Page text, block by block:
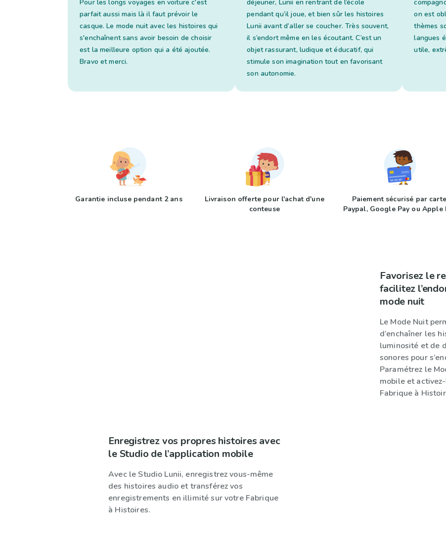
Pour les longs voyages en voiture c'est
parfait aussi mais là il faut prévoir le
casque. Le mode nuit avec les histoires qui
s'enchaînent sans avoir besoin de choisir
est la meilleure option qui a été ajoutée.
Bravo et merci.
déjeuner, Lunii en rentrant de l’école
pendant qu’il joue, et bien sûr les histoires
Lunii avant d’aller se coucher. Très souvent,
il s’endort même en les écoutant. C’est un
objet rassurant, ludique et éducatif, qui
stimule son imagination tout en favorisant
son autonomie.
on est
thèmes
langues
utile,
Garantie incluse pendant 2 ans
Livraison offerte pour l'achat d'une
conteuse
Paiement sécurisé par
Paypal, Google Pay ou Apple
Favorisez le
facilitez
mode nuit
Le Mode Nuit
d’enchaîner les
luminosité et de
sonores pour
Paramétrez le
mobile et
Fabrique à
Enregistrez vos propres histoires avec
le Studio de l’application mobile
Avec le Studio Lunii, enregistrez vous-même
des histoires audio et transférez vos
enregistrements en illimité sur votre Fabrique
à Histoires.